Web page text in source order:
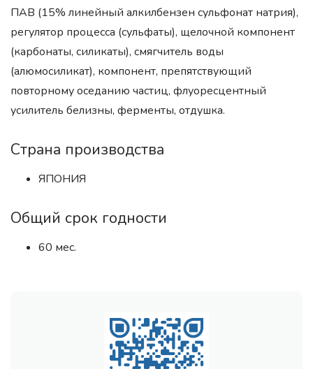
ПАВ (15% линейный алкилбензен сульфонат натрия),
регулятор процесса (сульфаты), щелочной компонент
(карбонаты, силикаты), смягчитель воды
(алюмосиликат), компонент, препятствующий
повторному оседанию частиц, флуоресцентный
усилитель белизны, ферменты, отдушка.
Страна производства
ЯПОНИЯ
Общий срок годности
60 мес.